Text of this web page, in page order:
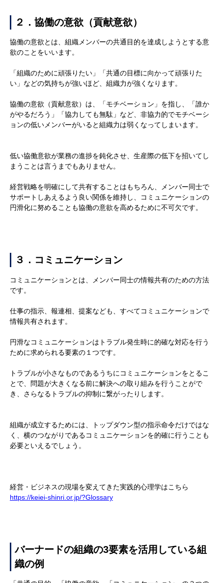
２．協働の意欲（貢献意欲）
協働の意欲とは、組織メンバーの共通目的を達成しようとする意
欲のことをいいます。
「組織のために頑張りたい」「共通の目標に向かって頑張りた
い」などの気持ちが強いほど、組織力が強くなります。
協働の意欲（貢献意欲）は、「モチベーション」を指し、「誰か
がやるだろう」「協力しても無駄」など、非協力的でモチベーシ
ョンの低いメンバーがいると組織力は弱くなってしまいます。
低い協働意欲が業務の進捗を鈍化させ、生産際の低下を招いてし
まうことは言うまでもありません。
経営戦略を明確にして共有することはもちろん、メンバー同士で
サポートしあえるよう良い関係を維持し、コミュニケーションの
円滑化に努めることも協働の意欲を高めるために不可欠です。
３．コミュニケーション
コミュニケーションとは、メンバー同士の情報共有のための方法
です。
仕事の指示、報連相、提案なども、すべてコミュニケーションで
情報共有されます。
円滑なコミュニケーションはトラブル発生時に的確な対応を行う
ために求められる要素の１つです。
トラブルが小さなものであるうちにコミュニケーションをとるこ
とで、問題が大きくなる前に解決への取り組みを行うことがで
き、さらなるトラブルの抑制に繋がったりします。
組織が成立するためには、トップダウン型の指示命令だけではな
く、横のつながりであるコミュニケーションを的確に行うことも
必要といえるでしょう。
経営・ビジネスの現場を変えてきた実践的心理学はこちら
https://keiei-shinri.or.jp/?Glossary
バーナードの組織の3要素を活用している組
織の例